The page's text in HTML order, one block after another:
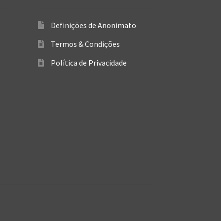
Definições de Anonimato
Termos & Condições
Política de Privacidade